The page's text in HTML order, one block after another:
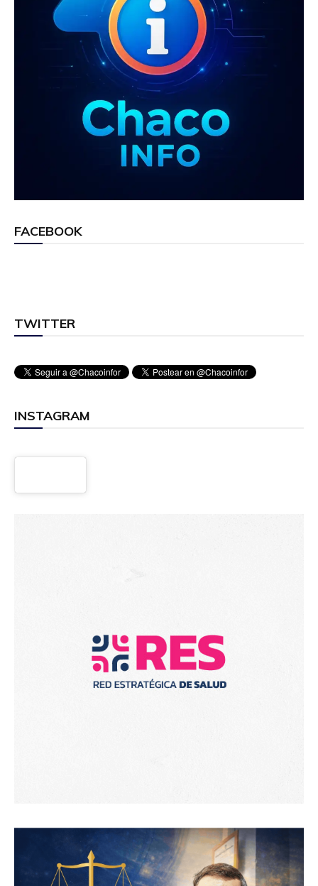
FACEBOOK
TWITTER
INSTAGRAM